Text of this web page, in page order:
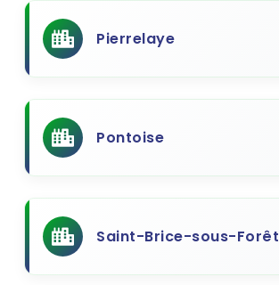
Pierrelaye
Pontoise
Saint-Brice-sous-Forêt